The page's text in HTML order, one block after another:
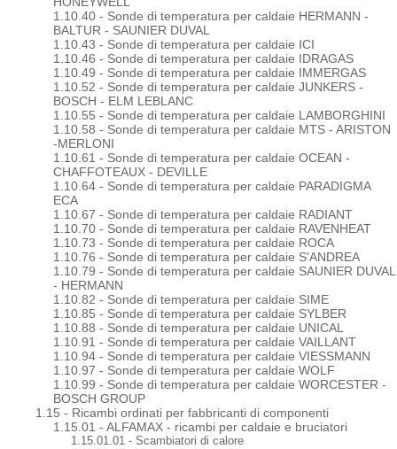
1.10.40 - Sonde di temperatura per caldaie HERMANN -
BALTUR - SAUNIER DUVAL
1.10.43 - Sonde di temperatura per caldaie ICI
1.10.46 - Sonde di temperatura per caldaie IDRAGAS
1.10.49 - Sonde di temperatura per caldaie IMMERGAS
1.10.52 - Sonde di temperatura per caldaie JUNKERS -
BOSCH - ELM LEBLANC
1.10.55 - Sonde di temperatura per caldaie LAMBORGHINI
1.10.58 - Sonde di temperatura per caldaie MTS - ARISTON
-MERLONI
1.10.61 - Sonde di temperatura per caldaie OCEAN -
CHAFFOTEAUX - DEVILLE
1.10.64 - Sonde di temperatura per caldaie PARADIGMA
ECA
1.10.67 - Sonde di temperatura per caldaie RADIANT
1.10.70 - Sonde di temperatura per caldaie RAVENHEAT
1.10.73 - Sonde di temperatura per caldaie ROCA
1.10.76 - Sonde di temperatura per caldaie S'ANDREA
1.10.79 - Sonde di temperatura per caldaie SAUNIER DUVAL
- HERMANN
1.10.82 - Sonde di temperatura per caldaie SIME
1.10.85 - Sonde di temperatura per caldaie SYLBER
1.10.88 - Sonde di temperatura per caldaie UNICAL
1.10.91 - Sonde di temperatura per caldaie VAILLANT
1.10.94 - Sonde di temperatura per caldaie VIESSMANN
1.10.97 - Sonde di temperatura per caldaie WOLF
1.10.99 - Sonde di temperatura per caldaie WORCESTER -
BOSCH GROUP
1.15 - Ricambi ordinati per fabbricanti di componenti
1.15.01 - ALFAMAX - ricambi per caldaie e bruciatori
1.15.01.01 - Scambiatori di calore